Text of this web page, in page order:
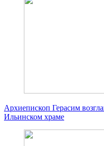
Архиепископ Герасим
Ильинском храме